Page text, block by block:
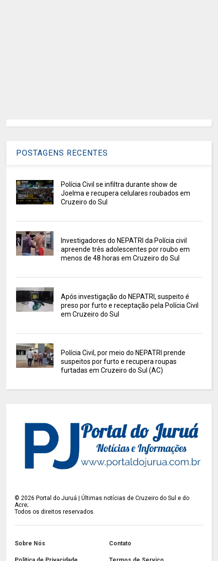
POSTAGENS RECENTES
Polícia Civil se infiltra durante show de
Joelma e recupera celulares roubados em
Cruzeiro do Sul
Investigadores do NEPATRI da Polícia civil
apreende três adolescentes por roubo em
menos de 48 horas em Cruzeiro do Sul
Após investigação do NEPATRI, suspeito é
preso por furto e receptação pela Polícia Civil
em Cruzeiro do Sul
Polícia Civil, por meio do NEPATRI prende
suspeitos por furto e recupera roupas
furtadas em Cruzeiro do Sul (AC)
©2026 Portal do Juruá | Últimas notícias de Cruzeiro do Sul e do
Acre;
Todos os direitos reservados.
Sobre Nós Contato